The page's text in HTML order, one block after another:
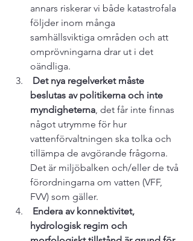
annars riskerar vi både katastrofala
följder inom många
samhällsviktiga områden och att
omprövningarna drar ut i det
oändliga.
beslutas av politikerna och inte
myndigheterna, det får inte finnas
något utrymme för hur
vattenförvaltningen ska tolka och
tillämpa de avgörande frågorna.
Det är miljöbalken och/eller de två
förordningarna om vatten (VFF,
FVV) som gäller.
hydrologisk regim och